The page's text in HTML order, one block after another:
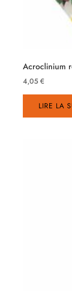
Acroclinium
4,05 €
LIRE LA